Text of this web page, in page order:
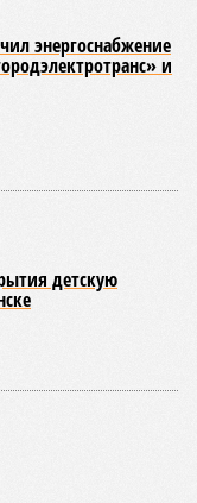
энергоснабжение
и
детскую